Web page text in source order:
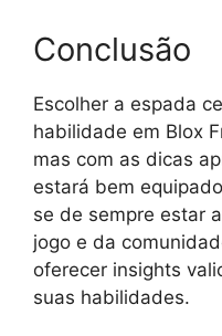
Conclusão
Escolher a espada
habilidade em Blox
mas com as dicas
estará bem
se de sempre estar
jogo e da
oferecer insights
suas habilidades.